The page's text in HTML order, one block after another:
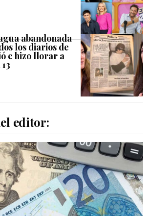
abandonada
los diarios de
e hizo llorar a
editor: